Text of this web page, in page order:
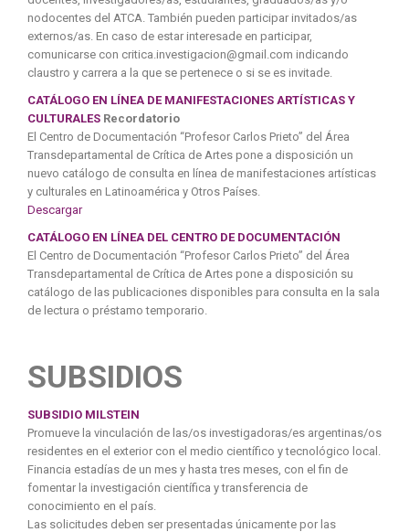
nodocentes del ATCA. También pueden participar invitados/as
externos/as. En caso de estar interesade en participar,
comunicarse con critica.investigacion@gmail.com indicando
claustro y carrera a la que se pertenece o si se es invitade.
CATÁLOGO EN LÍNEA DE MANIFESTACIONES ARTÍSTICAS Y
CULTURALES Recordatorio
El Centro de Documentación “Profesor Carlos Prieto” del Área
Transdepartamental de Crítica de Artes pone a disposición un
nuevo catálogo de consulta en línea de manifestaciones artísticas
y culturales en Latinoamérica y Otros Países.
Descargar
CATÁLOGO EN LÍNEA DEL CENTRO DE DOCUMENTACIÓN
El Centro de Documentación “Profesor Carlos Prieto” del Área
Transdepartamental de Crítica de Artes pone a disposición su
catálogo de las publicaciones disponibles para consulta en la sala
de lectura o préstamo temporario.
SUBSIDIOS
SUBSIDIO MILSTEIN
Promueve la vinculación de las/os investigadoras/es argentinas/os
residentes en el exterior con el medio científico y tecnológico local.
Financia estadías de un mes y hasta tres meses, con el fin de
fomentar la investigación científica y transferencia de
conocimiento en el país.
Las solicitudes deben ser presentadas únicamente por las